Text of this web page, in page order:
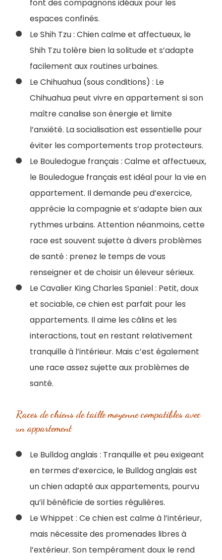
font des compagnons idéaux pour les
espaces confinés.
Le Shih Tzu : Chien calme et affectueux, le
Shih Tzu tolère bien la solitude et s’adapte
facilement aux routines urbaines.
Le Chihuahua (sous conditions) : Le
Chihuahua peut vivre en appartement si son
maître canalise son énergie et limite
l’anxiété. La socialisation est essentielle pour
éviter les comportements trop protecteurs.
Le Bouledogue français : Calme et affectueux,
le Bouledogue français est idéal pour la vie en
appartement. Il demande peu d’exercice,
apprécie la compagnie et s’adapte bien aux
rythmes urbains. Attention néanmoins, cette
race est souvent sujette à divers problèmes
de santé : prenez le temps de vous
renseigner et de choisir un éleveur sérieux.
Le Cavalier King Charles Spaniel : Petit, doux
et sociable, ce chien est parfait pour les
appartements. Il aime les câlins et les
interactions, tout en restant relativement
tranquille à l’intérieur. Mais c’est également
une race assez sujette aux problèmes de
santé.
Races de chiens de taille moyenne compatibles avec
un appartement
Le Bulldog anglais : Tranquille et peu exigeant
en termes d’exercice, le Bulldog anglais est
un chien adapté aux appartements, pourvu
qu’il bénéficie de sorties régulières.
Le Whippet : Ce chien est calme à l’intérieur,
mais nécessite des promenades libres à
l’extérieur. Son tempérament doux le rend